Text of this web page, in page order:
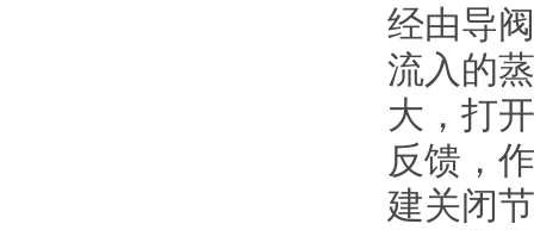
经由导
流入的
大，打
反馈，
建关闭